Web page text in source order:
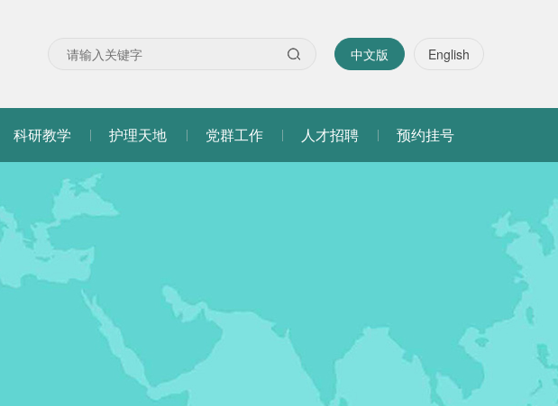
中文版 English
科研教学 护理天地 党群工作 人才招聘 预约挂号